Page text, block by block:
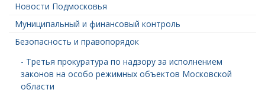
Новости Подмосковья
Муниципальный и финансовый контроль
Безопасность и правопорядок
- Третья прокуратура по надзору за исполнением
законов на особо режимных объектов Московской
области